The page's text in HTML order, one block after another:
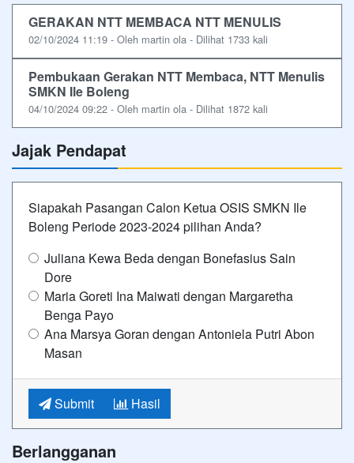
GERAKAN NTT MEMBACA NTT MENULIS
02/10/2024 11:19 - Oleh martin ola - Dilihat 1733 kali
Pembukaan Gerakan NTT Membaca, NTT Menulis
SMKN Ile Boleng
04/10/2024 09:22 - Oleh martin ola - Dilihat 1872 kali
Jajak Pendapat
Siapakah Pasangan Calon Ketua OSIS SMKN Ile
Boleng Periode 2023-2024 pilihan Anda?
Juliana Kewa Beda dengan Bonefasius Sain
Dore
Maria Goreti Ina Maiwati dengan Margaretha
Benga Payo
Ana Marsya Goran dengan Antoniela Putri Abon
Masan
Submit Hasil
Berlangganan